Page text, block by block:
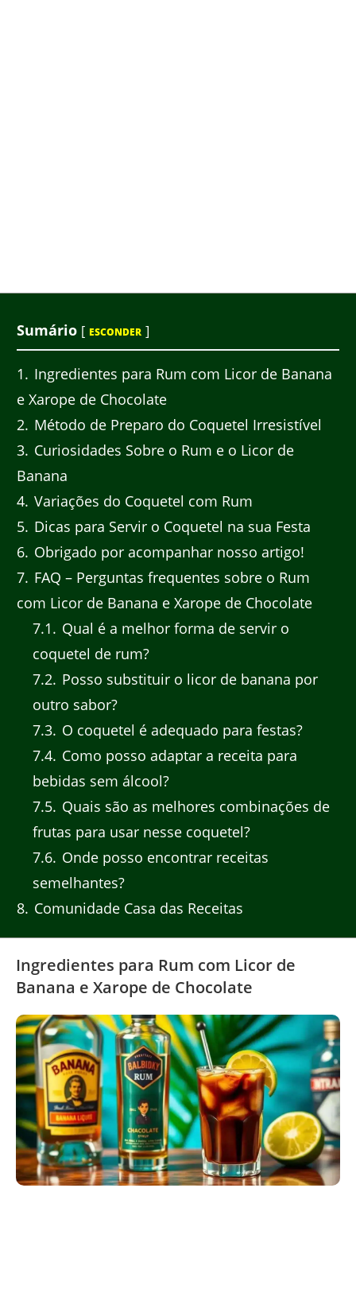
Sumário [ ESCONDER ]
1
Ingredientes para Rum com Licor de Banana
e Xarope de Chocolate
2 Método de Preparo do Coquetel Irresistível
3 Curiosidades Sobre o Rum e o Licor de
Banana
4 Variações do Coquetel com Rum
5 Dicas para Servir o Coquetel na sua Festa
6 Obrigado por acompanhar nosso artigo!
7 FAQ – Perguntas frequentes sobre o Rum
com Licor de Banana e Xarope de Chocolate
7.1
Qual é a melhor forma de servir o
coquetel de rum?
7.2 Posso substituir o licor de banana por
outro sabor?
7.3 O coquetel é adequado para festas?
7.4 Como posso adaptar a receita para
bebidas sem álcool?
7.5 Quais são as melhores combinações de
frutas para usar nesse coquetel?
7.6 Onde posso encontrar receitas
semelhantes?
8 Comunidade Casa das Receitas
Ingredientes para Rum com Licor de
Banana e Xarope de Chocolate